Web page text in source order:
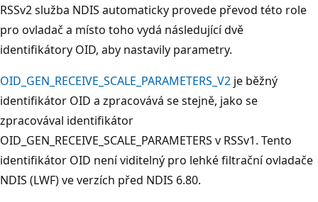
RSSv2 služba NDIS automaticky provede převod této role
pro ovladač a místo toho vydá následující dvě
identifikátory OID, aby nastavily parametry.
OID_GEN_RECEIVE_SCALE_PARAMETERS_V2 je běžný
identifikátor OID a zpracovává se stejně, jako se
zpracovával identifikátor
OID_GEN_RECEIVE_SCALE_PARAMETERS v RSSv1. Tento
identifikátor OID není viditelný pro lehké filtrační ovladače
NDIS (LWF) ve verzích před NDIS 6.80.